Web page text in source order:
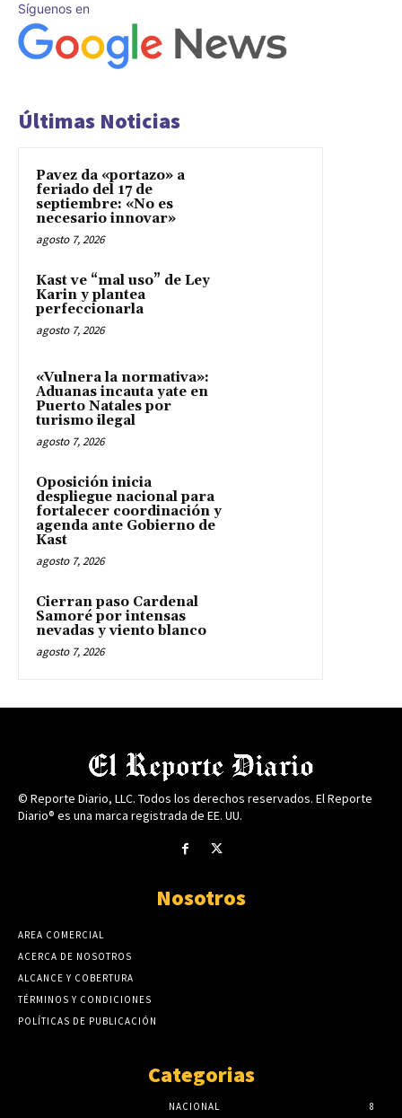
Síguenos en
Últimas Noticias
Pavez da «portazo» a
feriado del 17 de
septiembre: «No es
necesario innovar»
agosto 7, 2026
Kast ve “mal uso” de Ley
Karin y plantea
perfeccionarla
agosto 7, 2026
«Vulnera la normativa»:
Aduanas incauta yate en
Puerto Natales por
turismo ilegal
agosto 7, 2026
Oposición inicia
despliegue nacional para
fortalecer coordinación y
agenda ante Gobierno de
Kast
agosto 7, 2026
Cierran paso Cardenal
Samoré por intensas
nevadas y viento blanco
agosto 7, 2026
© Reporte Diario, LLC. Todos los derechos reservados. El Reporte
Diario® es una marca registrada de EE. UU.
Nosotros
AREA COMERCIAL
ACERCA DE NOSOTROS
ALCANCE Y COBERTURA
TÉRMINOS Y CONDICIONES
POLÍTICAS DE PUBLICACIÓN
Categorias
NACIONAL 8